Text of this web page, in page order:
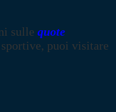
sulle quote
puoi visitare